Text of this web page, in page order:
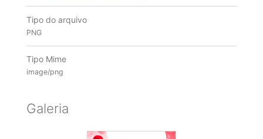
Tipo do arquivo
PNG
Tipo Mime
image/png
Galeria